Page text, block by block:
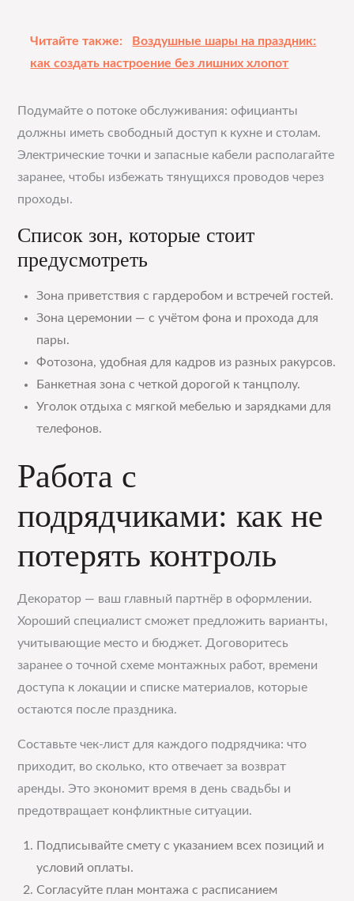
Читайте также:
Воздушные шары на праздник:
как создать настроение без лишних хлопот
Подумайте о потоке обслуживания: официанты
должны иметь свободный доступ к кухне и столам.
Электрические точки и запасные кабели располагайте
заранее, чтобы избежать тянущихся проводов через
проходы.
Список зон, которые стоит
предусмотреть
Зона приветствия с гардеробом и встречей гостей.
Зона церемонии — с учётом фона и прохода для
пары.
Фотозона, удобная для кадров из разных ракурсов.
Банкетная зона с четкой дорогой к танцполу.
Уголок отдыха с мягкой мебелью и зарядками для
телефонов.
Работа с
подрядчиками: как не
потерять контроль
Декоратор — ваш главный партнёр в оформлении.
Хороший специалист сможет предложить варианты,
учитывающие место и бюджет. Договоритесь
заранее о точной схеме монтажных работ, времени
доступа к локации и списке материалов, которые
остаются после праздника.
Составьте чек-лист для каждого подрядчика: что
приходит, во сколько, кто отвечает за возврат
аренды. Это экономит время в день свадьбы и
предотвращает конфликтные ситуации.
Подписывайте смету с указанием всех позиций и
условий оплаты.
Согласуйте план монтажа с расписанием